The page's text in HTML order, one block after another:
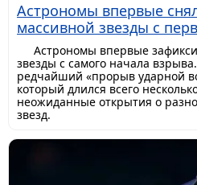
Астрономы впервые
массивной звезды с
Астрономы впервые
звезды с самого начала
редчайший «прорыв ударной
который длился всего
неожиданные открытия о
звезд.